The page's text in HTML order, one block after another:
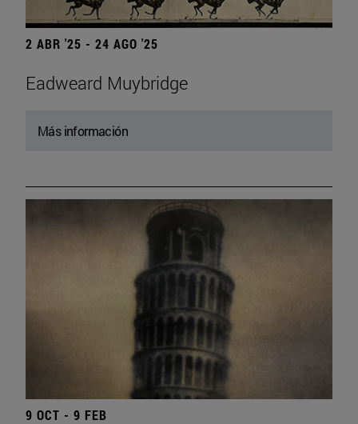
2 ABR '25 - 24 AGO '25
Eadweard Muybridge
Más información
9 OCT - 9 FEB